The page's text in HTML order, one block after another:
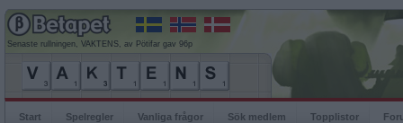
Senaste rullningen, VAKTENS, av Pötifar gav 96p
Start Spelregler Vanliga frågor Sök medlem Topplistor